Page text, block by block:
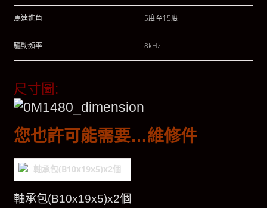
馬達進角 5度至15度
驅動頻率 8kHz
尺寸圖:
您也許可能需要…維修件
軸承包(B10x19x5)x2個